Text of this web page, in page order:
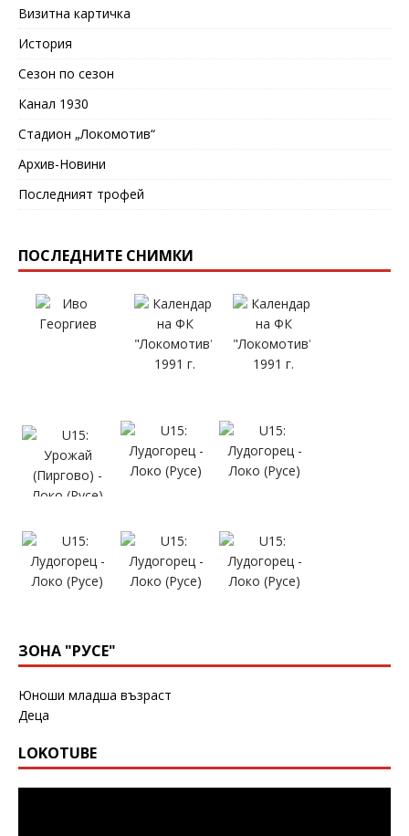
Визитна картичка
История
Сезон по сезон
Канал 1930
Стадион „Локомотив“
Архив-Новини
Последният трофей
ПОСЛЕДНИТЕ СНИМКИ
ЗОНА "РУСЕ"
Юноши младша възраст
Деца
LOKOTUBE